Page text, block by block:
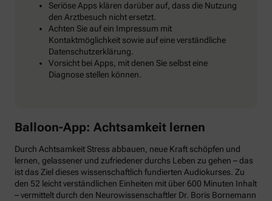
Seriöse Apps klären darüber auf, dass die Nutzung
den Arztbesuch nicht ersetzt.
Achten Sie auf ein Impressum mit
Kontaktmöglichkeit sowie auf eine verständliche
Datenschutzerklärung.
Vorsicht bei Apps, mit denen Sie selbst eine
Diagnose stellen können.
Balloon-App: Achtsamkeit lernen
Durch Achtsamkeit Stress abbauen, neue Kraft schöpfen und
lernen, gelassener und zufriedener durchs Leben zu gehen – das
ist das Ziel dieses wissenschaftlich fundierten Audiokurses. Zu
den 52 leicht verständlichen Einheiten mit über 600 Minuten Inhalt
– vermittelt durch den Neurowissenschaftler Dr. Boris Bornemann